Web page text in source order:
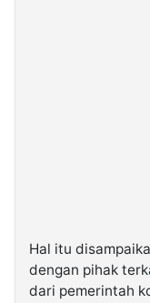
Hal itu
dengan pihak
dari pemerintah